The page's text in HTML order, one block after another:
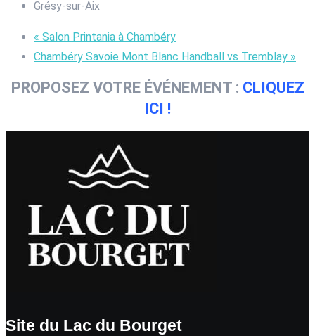
Grésy-sur-Aix
« Salon Printania à Chambéry
Chambéry Savoie Mont Blanc Handball vs Tremblay »
PROPOSEZ VOTRE ÉVÉNEMENT : CLIQUEZ
ICI !
Site du Lac du Bourget